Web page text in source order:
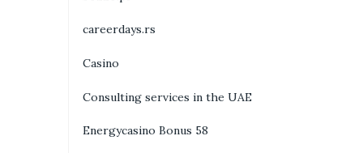
careerdays.rs
Casino
Consulting services in the UAE
Energycasino Bonus 58